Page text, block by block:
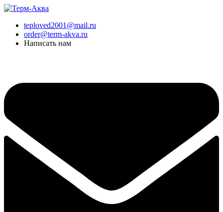
Перейти
содержимому
teploved2001@mail.ru
order@term-akva.ru
Написать нам